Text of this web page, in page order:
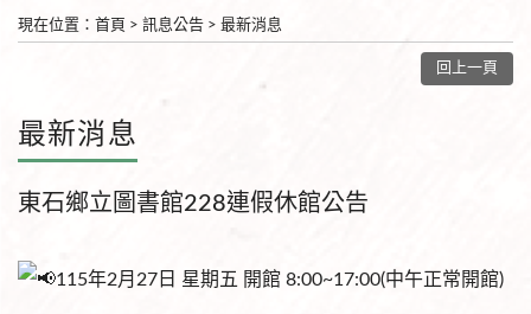
現在位置 ： 首頁 > 訊息公告 > 最新消息
回上一頁
最新消息
東石鄉立圖書館228連假休館公告
115年2月27日 星期五 開館 8:00~17:00(中午正常開館)